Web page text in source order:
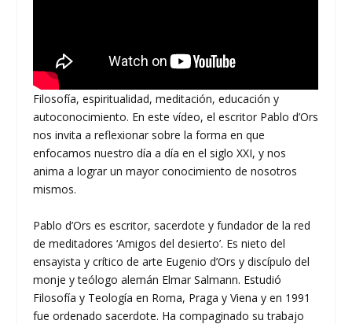
Filosofía, espiritualidad, meditación, educación y
autoconocimiento. En este vídeo, el escritor Pablo d’Ors
nos invita a reflexionar sobre la forma en que
enfocamos nuestro día a día en el siglo XXI, y nos
anima a lograr un mayor conocimiento de nosotros
mismos.
Pablo d’Ors es escritor, sacerdote y fundador de la red
de meditadores ‘Amigos del desierto’. Es nieto del
ensayista y crítico de arte Eugenio d’Ors y discípulo del
monje y teólogo alemán Elmar Salmann. Estudió
Filosofía y Teología en Roma, Praga y Viena y en 1991
fue ordenado sacerdote. Ha compaginado su trabajo